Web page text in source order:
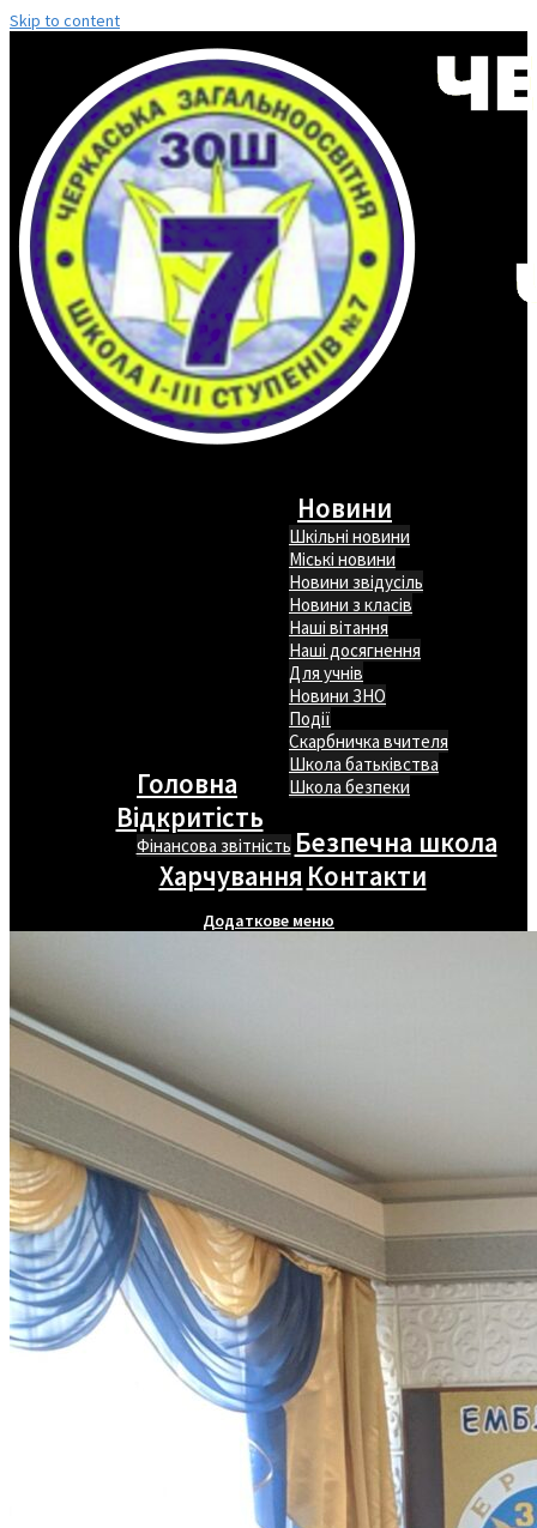
Skip to content
Головна
Новини
Шкільні новини
Міські новини
Новини звідусіль
Новини з класів
Наші вітання
Наші досягнення
Для учнів
Новини ЗНО
Події
Скарбничка вчителя
Школа батьківства
Школа безпеки
Відкритість
Фінансова звітність Безпечна школа
Харчування Контакти
Додаткове меню